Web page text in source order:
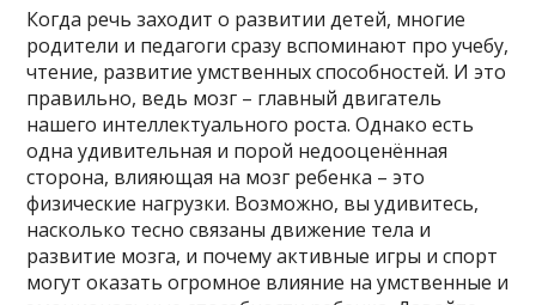
Когда речь заходит о развитии детей, многие
родители и педагоги сразу вспоминают про учебу,
чтение, развитие умственных способностей. И это
правильно, ведь мозг – главный двигатель
нашего интеллектуального роста. Однако есть
одна удивительная и порой недооценённая
сторона, влияющая на мозг ребенка – это
физические нагрузки. Возможно, вы удивитесь,
насколько тесно связаны движение тела и
развитие мозга, и почему активные игры и спорт
могут оказать огромное влияние на умственные и